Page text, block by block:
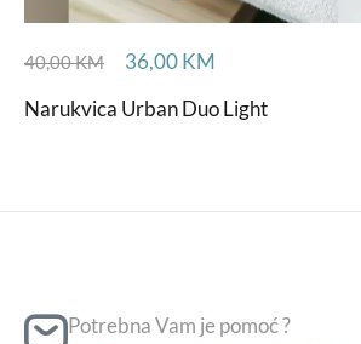
40,00KM 36,00KM
Narukvica Urban Duo Light
Potrebna Vam je pomoć ?